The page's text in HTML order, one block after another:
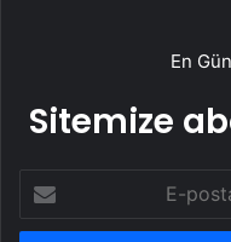
En
Sitemize
posta
adresinizi